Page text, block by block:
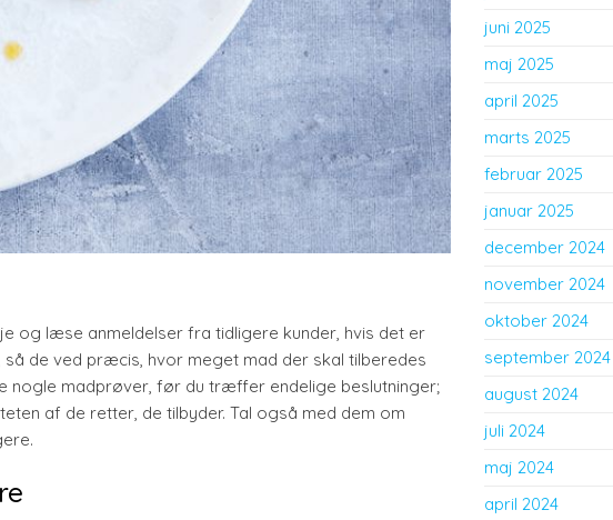
og læse anmeldelser fra tidligere kunder, hvis det er
de ved præcis, hvor meget mad der skal tilberedes
nogle madprøver, før du træffer endelige beslutninger;
af de retter, de tilbyder. Tal også med dem om
juni 2025
maj 2025
april 2025
marts 2025
februar 2025
januar 2025
december 2024
november 2024
oktober 2024
september 2024
august 2024
juli 2024
maj 2024
april 2024